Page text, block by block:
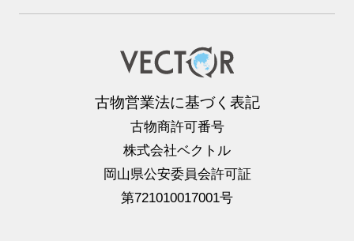
古物営業法に基づく表記
古物商許可番号
株式会社ベクトル
岡山県公安委員会許可証
第721010017001号